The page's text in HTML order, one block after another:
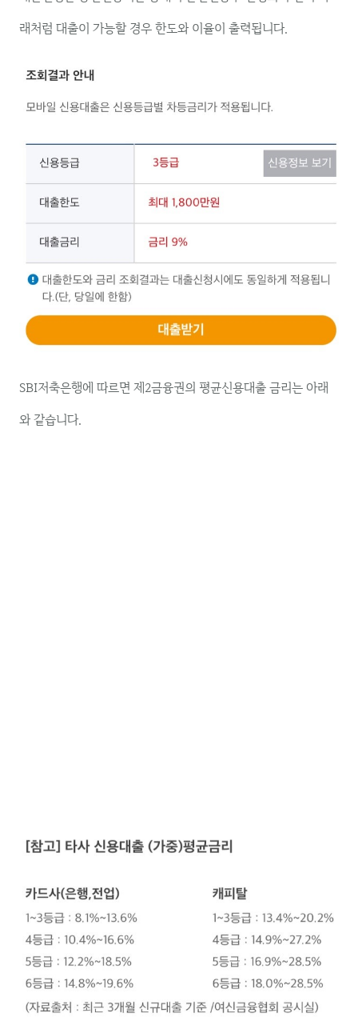
래처럼 대출이 가능할 경우 한도와 이율이 출력됩니다.
SBI저축은행에 따르면 제2금융권의 평균신용대출 금리는 아래
와 같습니다.